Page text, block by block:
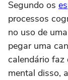
Segundo os
processos
no uso de
pegar uma
calendário faz
mental disso,